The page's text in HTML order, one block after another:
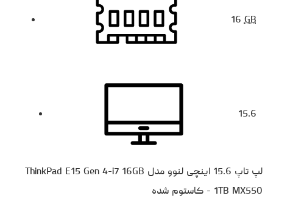
16GB
15.6
لپ تاپ 15.6 اینچی لنوو مدل ThinkPad E15 Gen 4-i7 16GB
1TB MX550 - کاستوم شده